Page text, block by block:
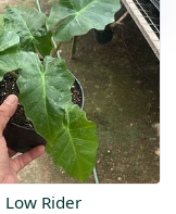
Low Rider